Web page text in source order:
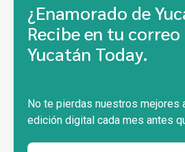
¿Enamorado de
Recibe en tu
Yucatán Today.
No te pierdas nuestros mejores
edición digital cada mes antes